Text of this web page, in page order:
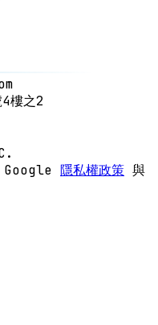
樓之2
Google 隱私權政策 與